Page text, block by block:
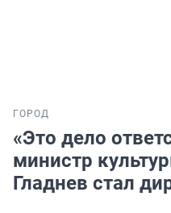
ГОРОД
«Это дело
министр
Гладнев стал